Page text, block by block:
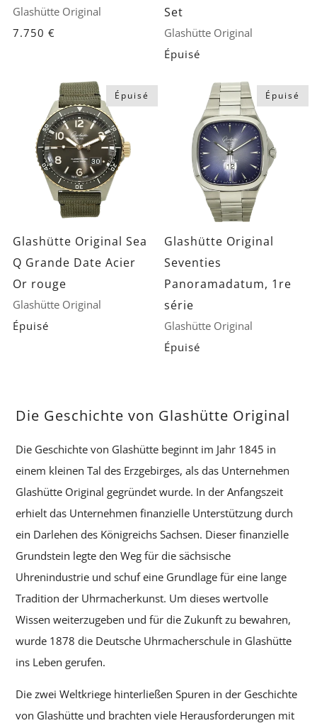
Glashütte Original
7.750 €
Set
Glashütte Original
Épuisé
Épuisé
Glashütte Original Sea
Q Grande Date Acier
Or rouge
Glashütte Original
Épuisé
Épuisé
Glashütte Original
Seventies
Panoramadatum, 1re
série
Glashütte Original
Épuisé
Die Geschichte von Glashütte Original
Die Geschichte von Glashütte beginnt im Jahr 1845 in
einem kleinen Tal des Erzgebirges, als das Unternehmen
Glashütte Original gegründet wurde. In der Anfangszeit
erhielt das Unternehmen finanzielle Unterstützung durch
ein Darlehen des Königreichs Sachsen. Dieser finanzielle
Grundstein legte den Weg für die sächsische
Uhrenindustrie und schuf eine Grundlage für eine lange
Tradition der Uhrmacherkunst. Um dieses wertvolle
Wissen weiterzugeben und für die Zukunft zu bewahren,
wurde 1878 die Deutsche Uhrmacherschule in Glashütte
ins Leben gerufen.
Die zwei Weltkriege hinterließen Spuren in der Geschichte
von Glashütte und brachten viele Herausforderungen mit